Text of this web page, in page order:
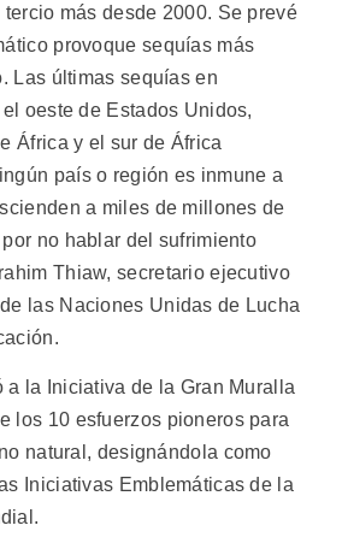
más desde 2000. Se prevé
provoque sequías más
Las últimas sequías en
oeste de Estados Unidos,
África y el sur de África
país o región es inmune a
a miles de millones de
no hablar del sufrimiento
Thiaw, secretario ejecutivo
las Naciones Unidas de Lucha
a la Iniciativa de la Gran Muralla
los 10 esfuerzos pioneros para
natural, designándola como
Iniciativas Emblemáticas de la